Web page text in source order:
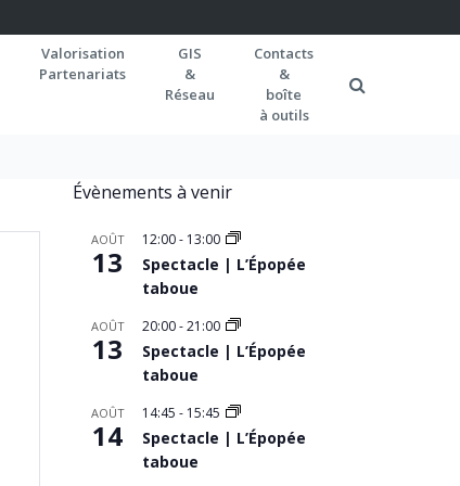
Valorisation
Partenariats
GIS
&
Réseau
Contacts
&
boîte
à outils
Évènements à venir
AOÛT
13
12:00- 13:00
Spectacle | L’Épopée
taboue
AOÛT
13
20:00-21:00
Spectacle | L’Épopée
taboue
AOÛT
14
14:45 - 15:45
Spectacle | L’Épopée
taboue